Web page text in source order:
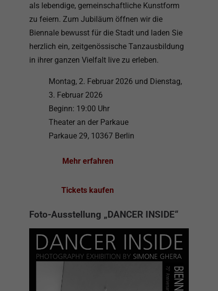
als lebendige, gemeinschaftliche Kunstform
zu feiern. Zum Jubiläum öffnen wir die
Biennale bewusst für die Stadt und laden Sie
herzlich ein, zeitgenössische Tanzausbildung
in ihrer ganzen Vielfalt live zu erleben.
Montag, 2. Februar 2026 und Dienstag,
3. Februar 2026
Beginn: 19:00 Uhr
Theater an der Parkaue
Parkaue 29, 10367 Berlin
Mehr erfahren
Tickets kaufen
Foto-Ausstellung „DANCER INSIDE“